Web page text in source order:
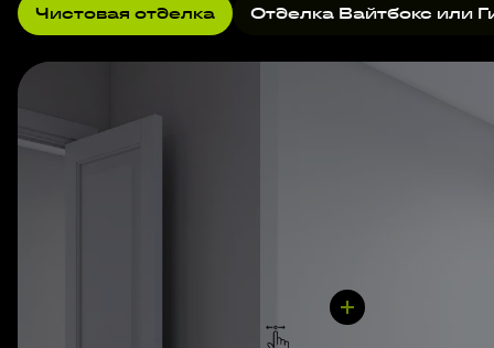
Чистовая отделка Отделка Вайтбокс или